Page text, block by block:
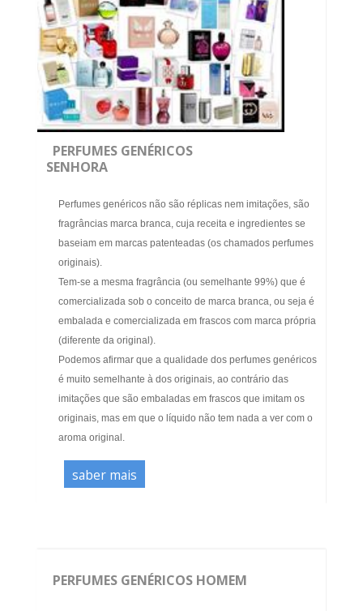
PERFUMES GENÉRICOS
SENHORA
Perfumes genéricos não são réplicas nem imitações, são
fragrâncias marca branca, cuja receita e ingredientes se
baseiam em marcas patenteadas (os chamados perfumes
originais).
Tem-se a mesma fragrância (ou semelhante 99%) que é
comercializada sob o conceito de marca branca, ou seja é
embalada e comercializada em frascos com marca própria
(diferente da original).
Podemos afirmar que a qualidade dos perfumes genéricos
é muito semelhante à dos originais, ao contrário das
imitações que são embaladas em frascos que imitam os
originais, mas em que o líquido não tem nada a ver com o
aroma original.
saber mais
PERFUMES GENÉRICOS HOMEM